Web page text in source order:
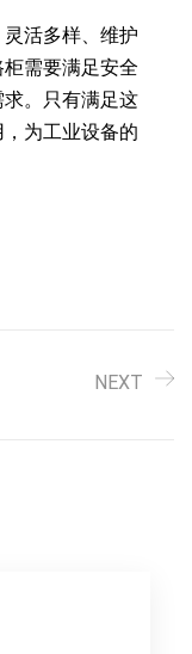
活多样、维护
需要满足安全
。只有满足这
为工业设备的
NEXT